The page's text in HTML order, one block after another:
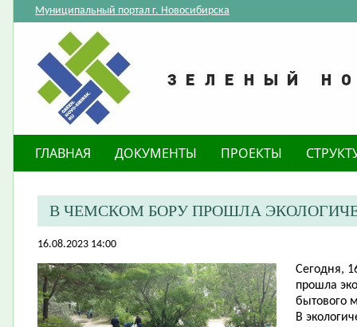
Муниципальный портал г. Новосибирска
ГЛАВНАЯ ДОКУМЕНТЫ ПРОЕКТЫ
В ЧЕМСКОМ БОРУ ПРОШЛА
16.08.2023 14:00
Сегодня,
прошла
бытового
В